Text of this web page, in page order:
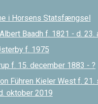
i Horsens Statsfængsel
Baadh f. 1821 - d. 23.
f. 1975
f. 15. december 1883 - ?
Führen Kieler West f.
oktober 2019